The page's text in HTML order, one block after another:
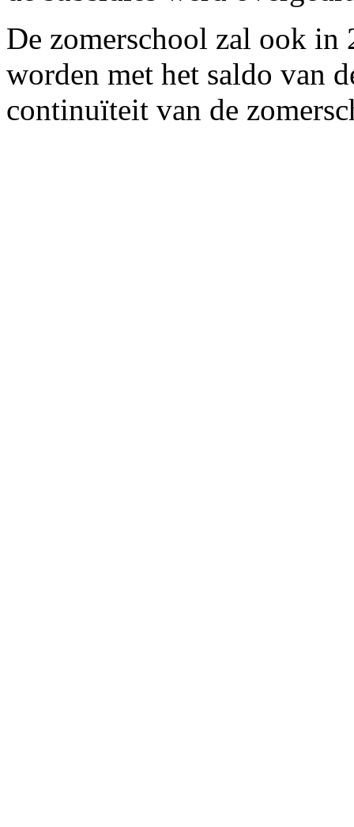
De zomerschool zal ook in
worden met het saldo van
continuïteit van de